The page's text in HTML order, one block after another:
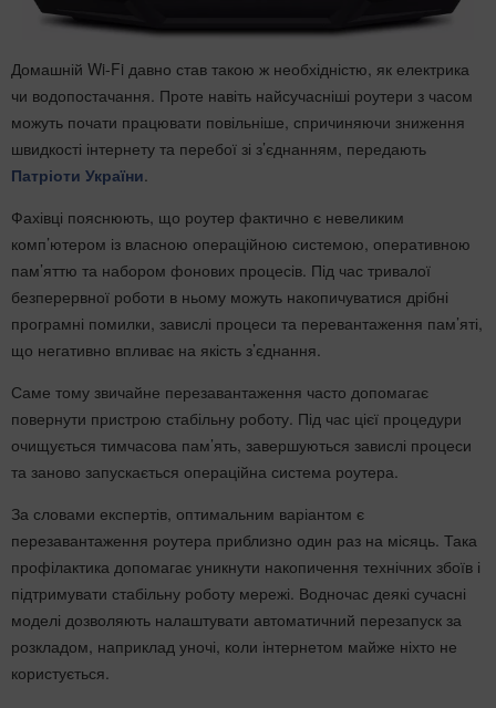
Домашній Wi-Fi давно став такою ж необхідністю, як електрика
чи водопостачання. Проте навіть найсучасніші роутери з часом
можуть почати працювати повільніше, спричиняючи зниження
швидкості інтернету та перебої зі з’єднанням, передають
Патріоти України.
Фахівці пояснюють, що роутер фактично є невеликим
комп’ютером із власною операційною системою, оперативною
пам’яттю та набором фонових процесів. Під час тривалої
безперервної роботи в ньому можуть накопичуватися дрібні
програмні помилки, завислі процеси та перевантаження пам’яті,
що негативно впливає на якість з’єднання.
Саме тому звичайне перезавантаження часто допомагає
повернути пристрою стабільну роботу. Під час цієї процедури
очищується тимчасова пам’ять, завершуються завислі процеси
та заново запускається операційна система роутера.
За словами експертів, оптимальним варіантом є
перезавантаження роутера приблизно один раз на місяць. Така
профілактика допомагає уникнути накопичення технічних збоїв і
підтримувати стабільну роботу мережі. Водночас деякі сучасні
моделі дозволяють налаштувати автоматичний перезапуск за
розкладом, наприклад уночі, коли інтернетом майже ніхто не
користується.